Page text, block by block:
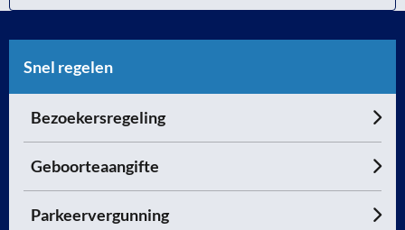
Snel regelen
Bezoekersregeling
Geboorteaangifte
Parkeervergunning